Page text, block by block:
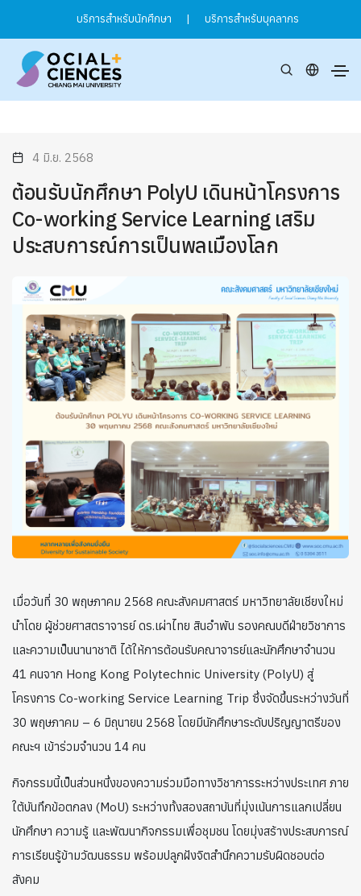
บริการสำหรับนักศึกษา | บริการสำหรับบุคลากร
4 มิ.ย. 2568
ต้อนรับนักศึกษา PolyU เดินหน้าโครงการ
Co-working Service Learning เสริม
ประสบการณ์การเป็นพลเมืองโลก
เมื่อวันที่ 30 พฤษภาคม 2568 คณะสังคมศาสตร์ มหาวิทยาลัยเชียงใหม่
นำโดย ผู้ช่วยศาสตราจารย์ ดร.เผ่าไทย สินอำพัน รองคณบดีฝ่ายวิชาการ
และความเป็นนานาชาติ ได้ให้การต้อนรับคณาจารย์และนักศึกษาจำนวน
41 คนจาก Hong Kong Polytechnic University (PolyU) สู่
โครงการ Co-working Service Learning Trip ซึ่งจัดขึ้นระหว่างวันที่
30 พฤษภาคม – 6 มิถุนายน 2568 โดยมีนักศึกษาระดับปริญญาตรีของ
คณะฯ เข้าร่วมจำนวน 14 คน
กิจกรรมนี้เป็นส่วนหนึ่งของความร่วมมือทางวิชาการระหว่างประเทศ ภาย
ใต้บันทึกข้อตกลง (MoU) ระหว่างทั้งสองสถาบันที่มุ่งเน้นการแลกเปลี่ยน
นักศึกษา ความรู้ และพัฒนากิจกรรมเพื่อชุมชน โดยมุ่งสร้างประสบการณ์
การเรียนรู้ข้ามวัฒนธรรม พร้อมปลูกฝังจิตสำนึกความรับผิดชอบต่อ
สังคม